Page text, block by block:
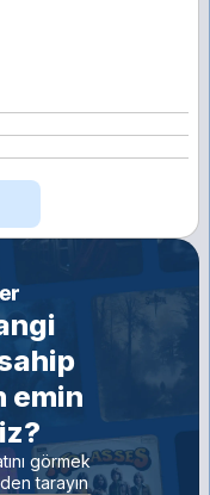
emin
görmek
tarayın